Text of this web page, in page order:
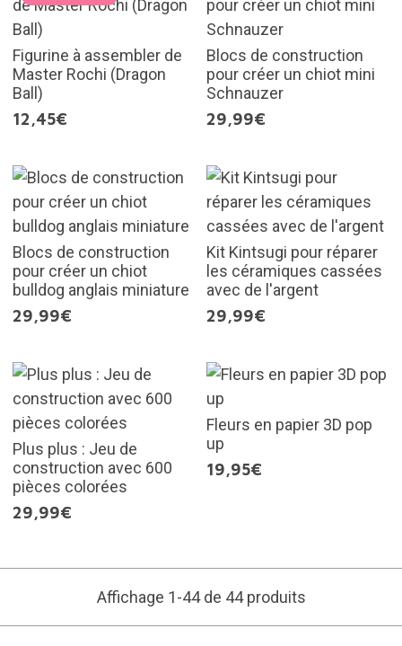
Figurine à assembler de
Master Rochi (Dragon
Ball)
12,45€
Blocs de construction
pour créer un chiot mini
Schnauzer
29,99€
Blocs de construction
pour créer un chiot
bulldog anglais miniature
29,99€
Kit Kintsugi pour réparer
les céramiques cassées
avec de l'argent
29,99€
Plus plus : Jeu de
construction avec 600
pièces colorées
29,99€
Fleurs en papier 3D pop
up
19,95€
Affichage 1-44 de 44 produits